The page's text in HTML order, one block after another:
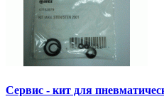
Сервис - кит для